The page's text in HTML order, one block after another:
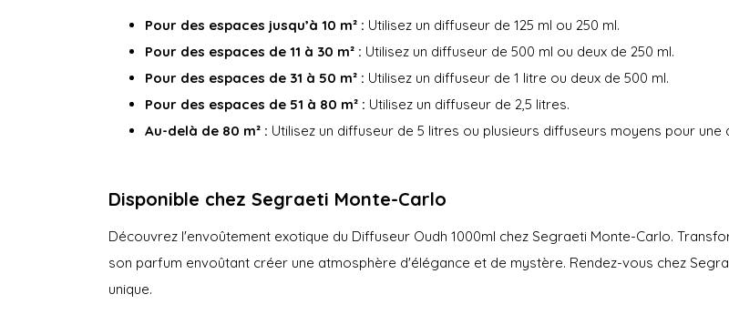
Pour des espaces jusqu’à 10 m² : Utilisez un diffuseur de 125 ml ou 250 ml.
Pour des espaces de 11 à 30 m² : Utilisez un diffuseur de 500 ml ou deux de 250 ml.
Pour des espaces de 31 à 50 m² : Utilisez un diffuseur de 1 litre ou deux de 500 ml.
Pour des espaces de 51 à 80 m² : Utilisez un diffuseur de 2,5 litres.
Au-delà de 80 m² : Utilisez un diffuseur de 5 litres ou plusieurs diffuseurs moyens pour une
Disponible chez Segraeti Monte-Carlo
Découvrez l'envoûtement exotique du Diffuseur Oudh 1000ml chez Segraeti Monte-Carlo.
son parfum envoûtant créer une atmosphère d'élégance et de mystère. Rendez-vous chez
unique.